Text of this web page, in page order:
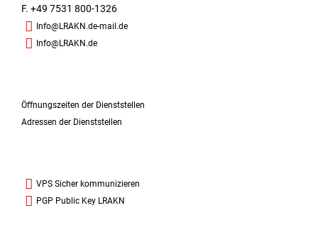
F. +49 7531 800-1326
Info@LRAKN.de-mail.de
Info@LRAKN.de
Öffnungszeiten der Dienststellen
Adressen der Dienststellen
VPS Sicher kommunizieren
PGP Public Key LRAKN